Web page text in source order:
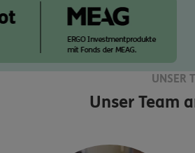
UNSER
Unser Team